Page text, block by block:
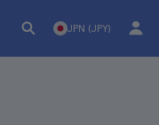
JPN (JPY)